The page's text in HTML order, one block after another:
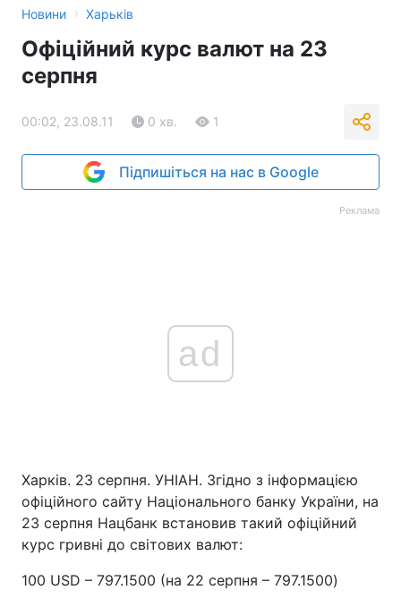
Новини › Харьків
Офіційний курс валют на 23
серпня
00:02, 23.08.11 0 хв. 1
Підпишіться на нас в Google
Реклама
ad
Харків. 23 серпня. УНІАН. Згідно з інформацією
офіційного сайту Національного банку України, на
23 серпня Нацбанк встановив такий офіційний
курс гривні до світових валют:
100 USD – 797.1500 (на 22 серпня – 797.1500)